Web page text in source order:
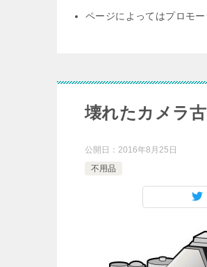
ページによってはプロモ
壊れたカメラ
公開日： 2016年8月25日
不用品